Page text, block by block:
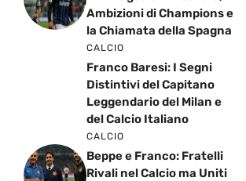
Ambizioni di Champions e
la Chiamata della Spagna
CALCIO
Franco Baresi: I Segni
Distintivi del Capitano
Leggendario del Milan e
del Calcio Italiano
CALCIO
Beppe e Franco: Fratelli
Rivali nel Calcio ma Uniti